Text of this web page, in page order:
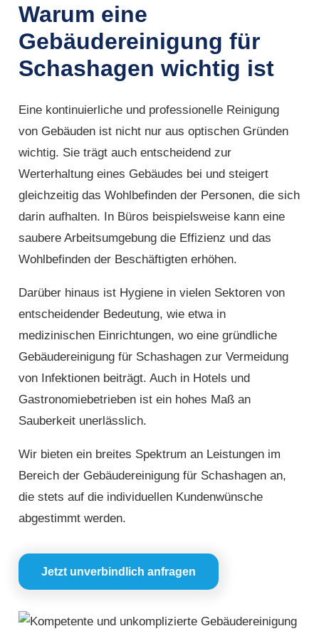
Warum eine
Gebäudereinigung für
Schashagen wichtig ist
Eine kontinuierliche und professionelle Reinigung
von Gebäuden ist nicht nur aus optischen Gründen
wichtig. Sie trägt auch entscheidend zur
Werterhaltung eines Gebäudes bei und steigert
gleichzeitig das Wohlbefinden der Personen, die sich
darin aufhalten. In Büros beispielsweise kann eine
saubere Arbeitsumgebung die Effizienz und das
Wohlbefinden der Beschäftigten erhöhen.
Darüber hinaus ist Hygiene in vielen Sektoren von
entscheidender Bedeutung, wie etwa in
medizinischen Einrichtungen, wo eine gründliche
Gebäudereinigung für Schashagen zur Vermeidung
von Infektionen beiträgt. Auch in Hotels und
Gastronomiebetrieben ist ein hohes Maß an
Sauberkeit unerlässlich.
Wir bieten ein breites Spektrum an Leistungen im
Bereich der Gebäudereinigung für Schashagen an,
die stets auf die individuellen Kundenwünsche
abgestimmt werden.
Jetzt unverbindlich anfragen